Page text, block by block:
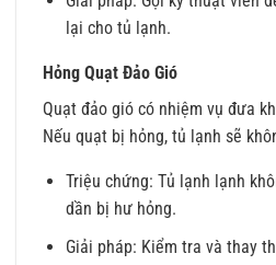
lại cho tủ lạnh.
Hỏng Quạt Đảo Gió
Quạt đảo gió có nhiệm vụ đưa
Nếu quạt bị hỏng, tủ lạnh sẽ
Triệu chứng: Tủ lạnh lạnh
dần bị hư hỏng.
Giải pháp: Kiểm tra và thay